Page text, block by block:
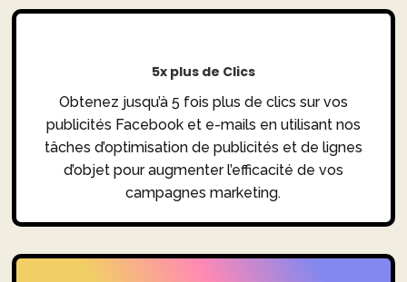
5x plus de Clics
Obtenez jusqu’à 5 fois plus de clics sur vos
publicités Facebook et e-mails en utilisant nos
tâches d’optimisation de publicités et de lignes
d’objet pour augmenter l’efficacité de vos
campagnes marketing.